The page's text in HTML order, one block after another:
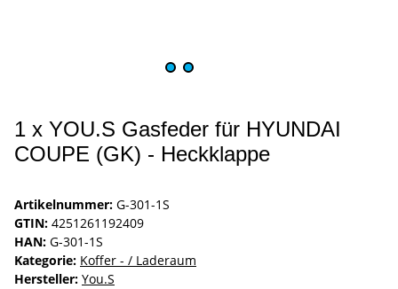
1 x YOU.S Gasfeder für HYUNDAI
COUPE (GK) - Heckklappe
Artikelnummer: G-301-1S
GTIN: 4251261192409
HAN: G-301-1S
Kategorie: Koffer - / Laderaum
Hersteller: You.S